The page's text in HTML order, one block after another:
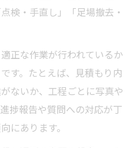
検・手直し」「足場撤去・
正な作業が行われているか
す。たとえば、見積もり内
ないか、工程ごとに写真や
捗報告や質問への対応が丁
にあります。